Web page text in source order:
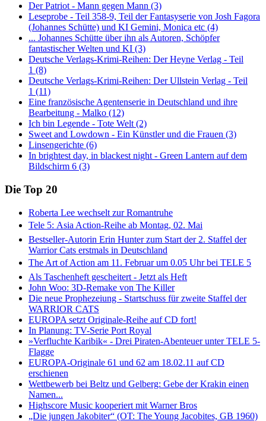
Der Patriot - Mann gegen Mann (3)
Leseprobe - Teil 358-9, Teil der Fantasyserie von Josh Fagora
(Johannes Schütte) und KI Gemini, Monica etc (4)
... Johannes Schütte über ihn als Autoren, Schöpfer
fantastischer Welten und KI (3)
Deutsche Verlags-Krimi-Reihen: Der Heyne Verlag - Teil
1 (8)
Deutsche Verlags-Krimi-Reihen: Der Ullstein Verlag - Teil
1 (11)
Eine französische Agentenserie in Deutschland und ihre
Bearbeitung - Malko (12)
Ich bin Legende - Tote Welt (2)
Sweet and Lowdown - Ein Künstler und die Frauen (3)
Linsengerichte (6)
In brightest day, in blackest night - Green Lantern auf dem
Bildschirm 6 (3)
Die Top 20
Roberta Lee wechselt zur Romantruhe
Tele 5: Asia Action-Reihe ab Montag, 02. Mai
Bestseller-Autorin Erin Hunter zum Start der 2. Staffel der
Warrior Cats erstmals in Deutschland
The Art of Action am 11. Februar um 0.05 Uhr bei TELE 5
Als Taschenheft gescheitert - Jetzt als Heft
John Woo: 3D-Remake von The Killer
Die neue Prophezeiung - Startschuss für zweite Staffel der
WARRIOR CATS
EUROPA setzt Originale-Reihe auf CD fort!
In Planung: TV-Serie Port Royal
»Verfluchte Karibik« - Drei Piraten-Abenteuer unter TELE 5-
Flagge
EUROPA-Originale 61 und 62 am 18.02.11 auf CD
erschienen
Wettbewerb bei Beltz und Gelberg: Gebe der Krakin einen
Namen...
Highscore Music kooperiert mit Warner Bros
„Die jungen Jakobiter“ (OT: The Young Jacobites, GB 1960)